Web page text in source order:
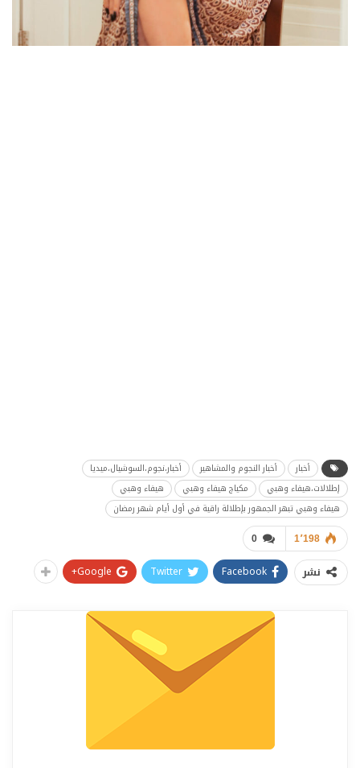
أخبار أخبار النجوم والمشاهير
أخبار،نجوم،السوشيال،ميديا
إطلالات،هيفاء وهبي
مكياج هيفاء وهبي
هيفاء وهبي
هيفاء وهبي تبهر الجمهور بإطلالة راقية في أول أيام شهر رمضان
0 1٬198
نشر Facebook
Twitter
Google+